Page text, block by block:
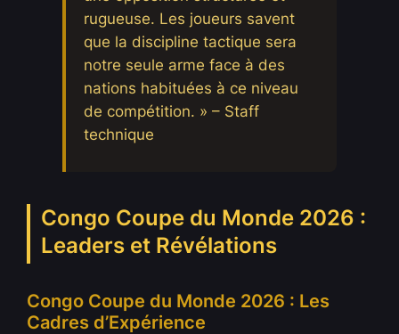
rugueuse. Les joueurs savent
que la discipline tactique sera
notre seule arme face à des
nations habituées à ce niveau
de compétition. » – Staff
technique
Congo Coupe du Monde 2026 :
Leaders et Révélations
Congo Coupe du Monde 2026 : Les
Cadres d’Expérience